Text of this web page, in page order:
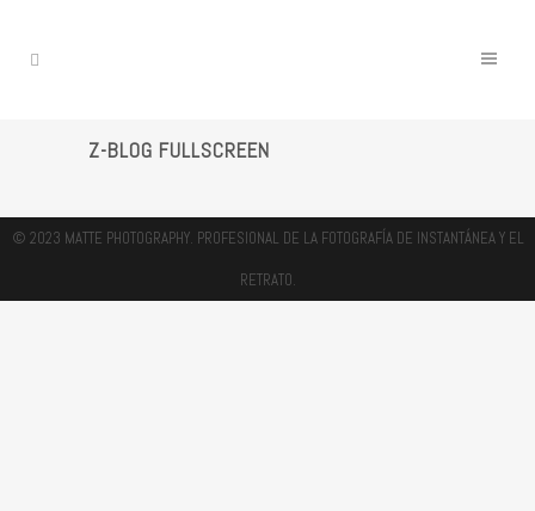
Z-BLOG FULLSCREEN
© 2023 MATTE PHOTOGRAPHY. PROFESIONAL DE LA FOTOGRAFÍA DE INSTANTÁNEA Y EL
RETRATO.